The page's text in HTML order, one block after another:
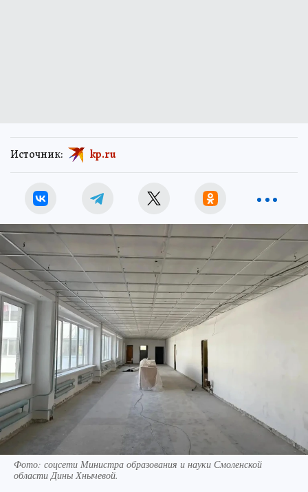
Источник: kp.ru
Фото: соцсети Министра образования и науки Смоленской
области Дины Хнычевой.